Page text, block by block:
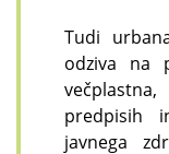
Tudi
odziva na
predpisih
javnega